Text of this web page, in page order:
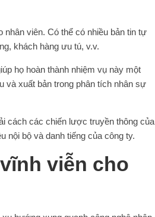
viên. Có thể có nhiều bản tin tự
khách hàng ưu tú, v.v.
họ hoàn thành nhiệm vụ này một
và xuất bản trong phân tích nhân sự
cách các chiến lược truyền thông của
nội bộ và danh tiếng của công ty.
viễn cho